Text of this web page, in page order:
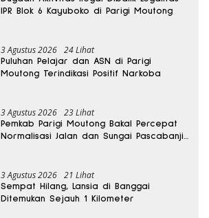
IPR Blok 6 Kayuboko di Parigi Moutong
3 Agustus 2026 24 Lihat
Puluhan Pelajar dan ASN di Parigi
Moutong Terindikasi Positif Narkoba
3 Agustus 2026 23 Lihat
Pemkab Parigi Moutong Bakal Percepat
Normalisasi Jalan dan Sungai Pascabanjir
3 Agustus 2026 21 Lihat
Sempat Hilang, Lansia di Banggai
Ditemukan Sejauh 1 Kilometer